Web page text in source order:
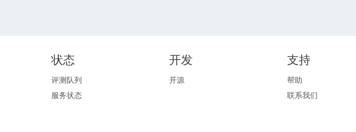
状态
评测队列
服务状态
开发
开源
支持
帮助
联系我们